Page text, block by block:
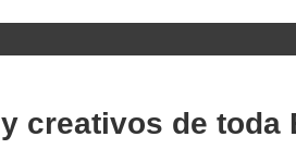
creativos de toda